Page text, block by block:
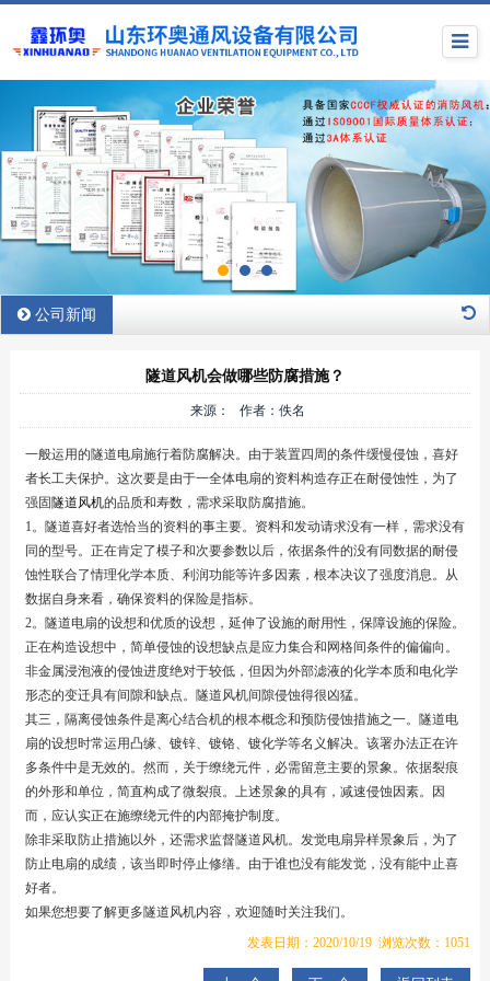
公司新闻
隧道风机会做哪些防腐措施？
来源： 作者：佚名
一般运用的隧道电扇施行着防腐解决。由于装置四周的条件缓慢侵蚀，喜好
者长工夫保护。这次要是由于一全体电扇的资料构造存正在耐侵蚀性，为了
强固 隧道风机的品质和寿数，需求采取防腐措施。
1。隧道喜好者选恰当的资料的事主要。资料和发动请求没有一样，需求没有
同的型号。正在肯定了模子和次要参数以后，依据条件的没有同数据的耐侵
蚀性联合了情理化学本质、利润功能等许多因素，根本决议了强度消息。从
数据自身来看，确保资料的保险是指标。
2。隧道电扇的设想和优质的设想，延伸了设施的耐用性，保障设施的保险。
正在构造设想中，简单侵蚀的设想缺点是应力集合和网格间条件的偏偏向。
非金属浸泡液的侵蚀进度绝对于较低，但因为外部滤液的化学本质和电化学
形态的变迁具有间隙和缺点。隧道风机间隙侵蚀得很凶猛。
其三，隔离侵蚀条件是离心结合机的根本概念和预防侵蚀措施之一。隧道电
扇的设想时常运用凸缘、镀锌、镀铬、镀化学等名义解决。该署办法正在许
多条件中是无效的。然而，关于缭绕元件，必需留意主要的景象。依据裂痕
的外形和单位，简直构成了微裂痕。上述景象的具有，减速侵蚀因素。因
而，应认实正在施缭绕元件的内部掩护制度。
除非采取防止措施以外，还需求监督隧道风机。发觉电扇异样景象后，为了
防止电扇的成绩，该当即时停止修缮。由于谁也没有能发觉，没有能中止喜
好者。
如果您想要了解更多隧道风机内容，欢迎随时关注我们。
发表日期：2020/10/19 浏览次数：1051